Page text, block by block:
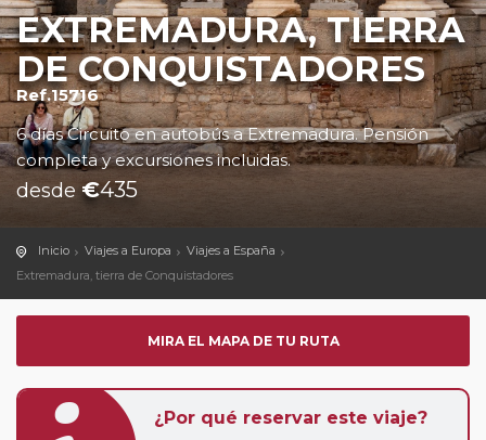
EXTREMADURA, TIERRA
DE CONQUISTADORES
Ref.15716
6 días Circuito en autobús a Extremadura. Pensión
completa y excursiones incluidas.
desde €435
Inicio Viajes a Europa
Viajes a España
Extremadura, tierra de Conquistadores
MIRA EL MAPA DE TU RUTA
¿Por qué reservar este viaje?